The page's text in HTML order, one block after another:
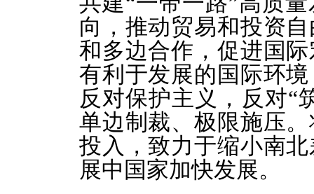
向，推动贸易和投资
和多边合作，促进国
有利于发展的国际环
反对保护主义，反对“
单边制裁、极限施压
投入，致力于缩小南
展中国家加快发展。